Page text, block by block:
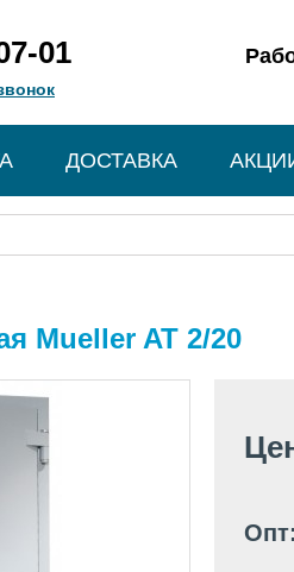
01
ДОСТАВКА
Mueller AT 2/20